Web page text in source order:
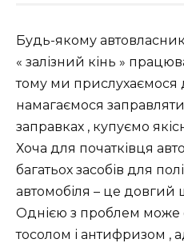
Будь-якому
« залізний кінь »
тому ми прислухаємося
намагаємося
заправках , купуємо
Хоча для початківця
багатьох засобів для
автомобіля – це довгий
Однією з проблем може
тосолом і антифризом ,